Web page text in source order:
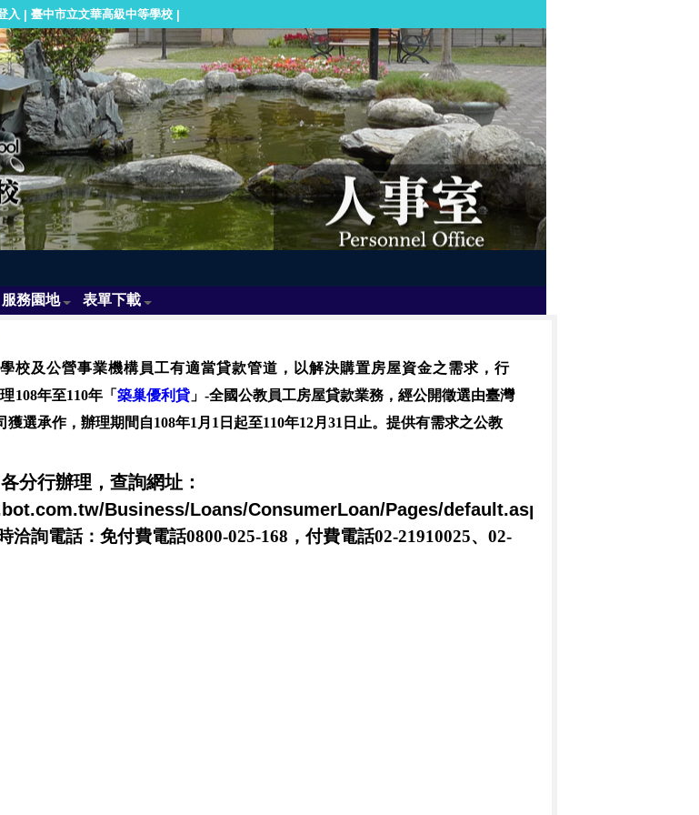
入 | 臺中市立文華高級中等學校 |
服務園地 表單下載
校及公營事業機構員工有適當貸款管道，以解決購置房屋資金之需求，行
108年至110年「 築巢優利貸」-全國公教員工房屋貸款業務，經公開徵選由臺灣
獲選承作，辦理期間自108年1月1日起至110年12月31日止。提供有需求之公教
分行辦理，查詢網址：
Business/Loans/ConsumerLoan/Pages/default.aspx
洽詢電話： 免付費電話0800-025-168 ， 付費電話02-21910025、 02-